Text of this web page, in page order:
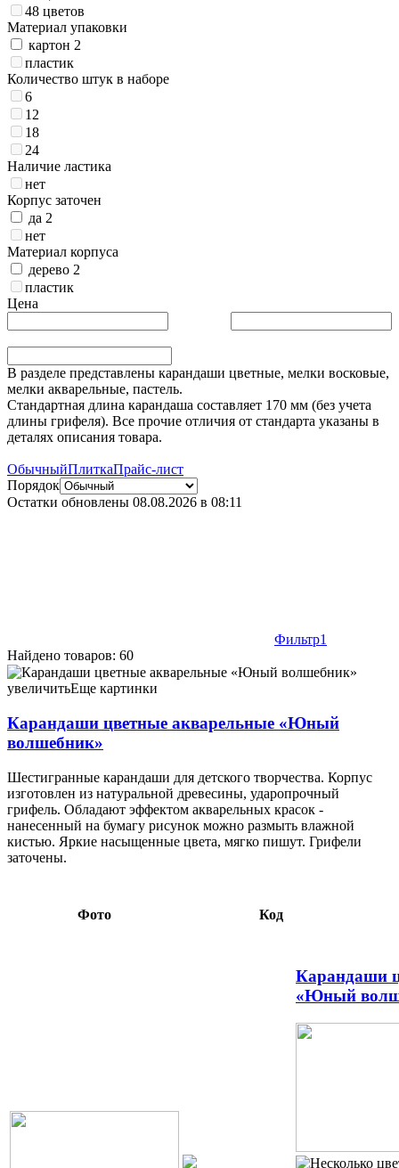
48 цветов
Материал упаковки
картон 2
пластик
Количество штук в наборе
6
12
18
24
Наличие ластика
нет
Корпус заточен
да 2
нет
Материал корпуса
дерево 2
пластик
Цена
В разделе представлены карандаши цветные, мелки восковые,
мелки акварельные, пастель.
Стандартная длина карандаша составляет 170 мм (без учета
длины грифеля). Все прочие отличия от стандарта указаны в
деталях описания товара.
ОбычныйПлиткаПрайс-лист
Порядок
Остатки обновлены 08.08.2026 в 08:11
Фильтр1
Найдено товаров: 60
Карандаши цветные акварельные «Юный волшебник» 12
цветов 9,10 090287
увеличитьЕще картинки
Карандаши цветные акварельные «Юный
волшебник»
Шестигранные карандаши для детского творчества. Корпус
изготовлен из натуральной древесины, ударопрочный
грифель. Обладают эффектом акварельных красок -
нанесенный на бумагу рисунок можно размыть влажной
кистью. Яркие насыщенные цвета, мягко пишут. Грифели
заточены.
Фото Код
Карандаши
«Юный